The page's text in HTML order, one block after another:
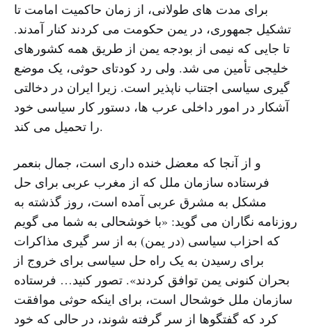
برای مدت های طولانی، از زمان حاکمیت امامت تا
تشکیل جمهوری، در یمن حکومت می کردند کنار آمدند.
تا جایی که نیمی از بودجه یمن از طریق همه کشورهای
خلیجی تأمین می شد. ولی رد کودتای حوثی، یک موضع
گیری سیاسی اجتناب ناپذیر است. زیرا ایران در دخالتی
آشکار در امور داخلی عرب ها، دستور کار سیاسی خود
را تحمیل می کند.
و از آنجا که معضل خنده داری است، جمال بنعمر
فرستاده سازمان ملل که از مغرب عربی برای حل
مشکل به مشرق عربی آمده است، روز گذشته به
روزنامه نگاران می گوید: «با خوشحالی به شما می گویم
که احزاب سیاسی (در یمن) به از سر گیری مذاکرات
برای رسیدن به یک راه حل سیاسی برای خروج از
بحران کنونی یمن توافق کردند». تصور کنید… فرستاده
سازمان ملل خوشحال است، برای اینکه حوثی موافقت
کرد که گفتگوها از سر گرفته شوند، در حالی که خود